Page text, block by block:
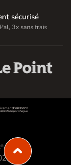
sécurisé
3x sans frais

®